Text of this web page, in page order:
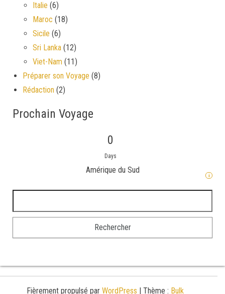
Italie (6)
Maroc (18)
Sicile (6)
Sri Lanka (12)
Viet-Nam (11)
Préparer son Voyage (8)
Rédaction (2)
Prochain Voyage
0
Days
Amérique du Sud
i
Fièrement propulsé par WordPress Thème : Bulk